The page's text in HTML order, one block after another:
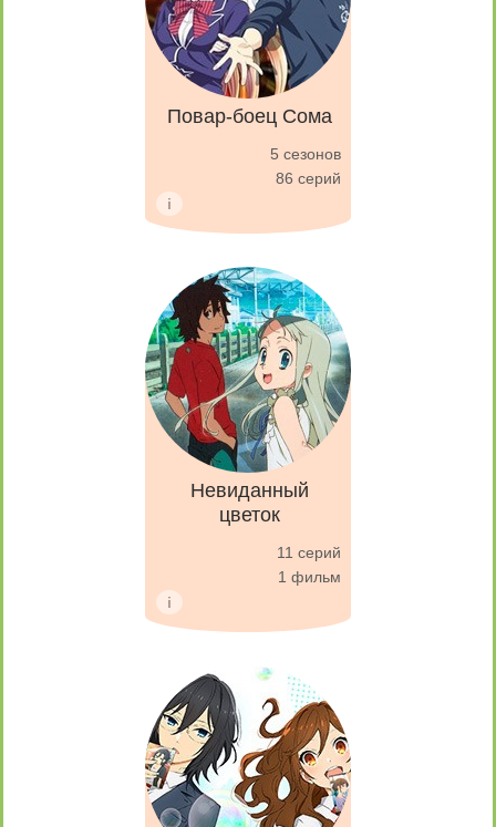
Повар-боец Сома
5 сезонов
86 серий
Невиданный
цветок
11 серий
1 фильм